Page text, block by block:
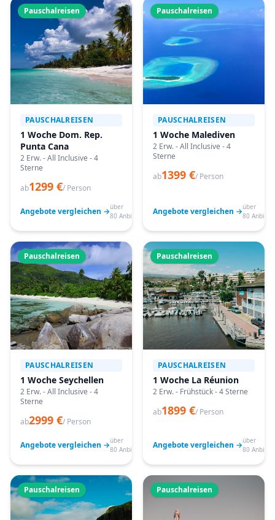
Pauschalreisen
PAUSCHALREISEN
1 Woche Dom. Rep.
Punta Cana
2 Erw. - All Inclusive - 4
Sterne
ab1299 €/ Person
Angebote vergleichen →über
80 Anbieter
Pauschalreisen
PAUSCHALREISEN
1 Woche Malediven
2 Erw. - All Inclusive - 4
Sterne
ab1399 €/ Person
Angebote vergleichen →über
80
Pauschalreisen
PAUSCHALREISEN
1 Woche Seychellen
2 Erw. - All Inclusive - 4
Sterne
ab2999 €/ Person
Angebote vergleichen →über
80 Anbieter
Pauschalreisen
PAUSCHALREISEN
1 Woche La Réunion
2 Erw. - Frühstück - 4 Sterne
ab1899 €/ Person
Angebote vergleichen →über
80
Pauschalreisen Pauschalreisen